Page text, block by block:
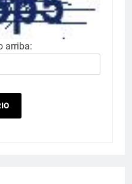
arriba: